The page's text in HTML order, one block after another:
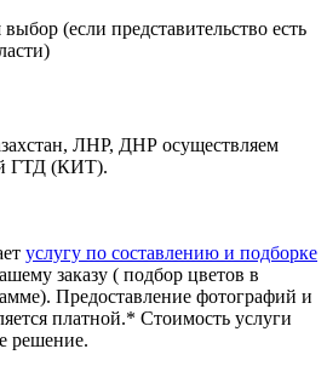
(если представительство есть
ЛНР, ДНР осуществляем
ГТД (КИТ).
услугу по составлению и подборке
заказу ( подбор цветов в
Предоставление фотографий и
платной.* Стоимость услуги
решение.